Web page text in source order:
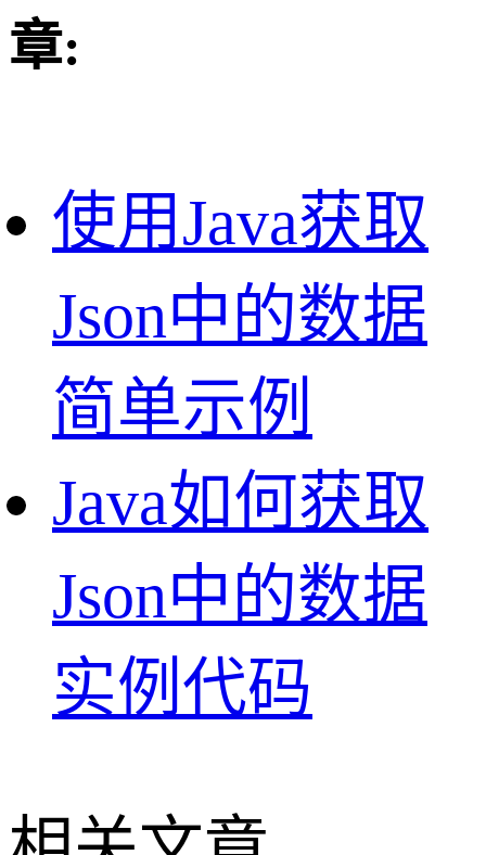
章:
使用Java获取
Json中的数据
简单示例
Java如何获取
Json中的数据
实例代码